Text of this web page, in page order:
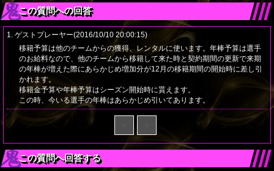
この質問への回答
1. ゲストプレーヤー(2016/10/10 20:00:15)
移籍予算は他のチームからの獲得、レンタルに使います。年棒予算は選手
のお給料なので、他のチームから移籍して来た時と契約期間の更新で来期
の年棒が増えた際にあらかじめ増加分が12月の移籍期間の開始時に差し引
かれます。
移籍金予算や年棒予算はシーズン開始時に貰えます。
この時、今いる選手の年棒はあらかじめ引いてあります。
この質問へ回答する